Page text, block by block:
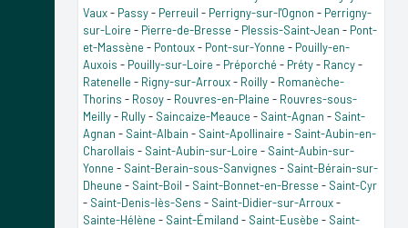
Vaux- Passy- Perreuil - Perrigny-sur-l'Ognon - Perrigny-
sur-Loire - Pierre-de-Bresse - Plessis-Saint-Jean - Pont-
et-Massène - Pontoux- Pont-sur-Yonne - Pouilly-en-
Auxois - Pouilly-sur-Loire - Préporché - Préty- Rancy-
Ratenelle - Rigny-sur-Arroux- Roilly- Romanèche-
Thorins - Rosoy- Rouvres-en-Plaine - Rouvres-sous-
Meilly- Rully- Saincaize-Meauce - Saint-Agnan - Saint-
Agnan - Saint-Albain - Saint-Apollinaire - Saint-Aubin-en-
Charollais - Saint-Aubin-sur-Loire - Saint-Aubin-sur-
Yonne - Saint-Berain-sous-Sanvignes - Saint-Bérain-sur-
Dheune - Saint-Boil - Saint-Bonnet-en-Bresse - Saint-Cyr
- Saint-Denis-lès-Sens - Saint-Didier-sur-Arroux-
Sainte-Hélène - Saint-Émiland - Saint-Eusèbe - Saint-